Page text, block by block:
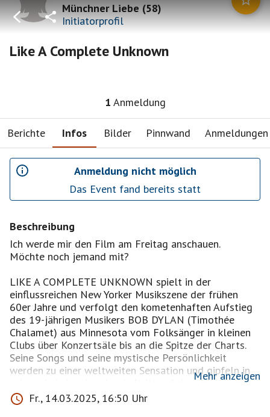
Münchner Liebe(58)
Initiatorprofil
Like A Complete Unknown
1 Anmeldung
Berichte Infos Bilder Pinnwand Anmeldungen
Anmeldung nicht möglich
Das Event fand bereits statt
Beschreibung
Ich werde mir den Film am Freitag anschauen.
Möchte noch jemand mit?
LIKE A COMPLETE UNKNOWN spielt in der
einflussreichen New Yorker Musikszene der frühen
60er Jahre und verfolgt den kometenhaften Aufstieg
des 19-jährigen Musikers BOB DYLAN (Timothée
Chalamet) aus Minnesota vom Folksänger in kleinen
Clubs über Konzertsäle bis an die Spitze der Charts.
Seine Songs und seine mystische Persönlichkeit
werden zu einer weltweiten Sensation und gipfeln in
seinem bahnbrechenden Auftritt auf dem Newport
Folk Festival 1965, wo er erstmalig zur Elektrogitarre
greift.
Mehr anzeigen
Fr., 14.03.2025, 16:50 Uhr